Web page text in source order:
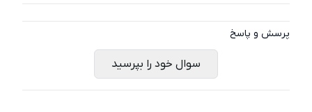
پرسش و پاسخ
سوال خود را بپرسید